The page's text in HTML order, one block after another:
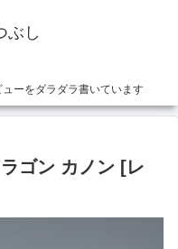
ぶし
ーをダラダラ書いています
ゴン カノン [レ